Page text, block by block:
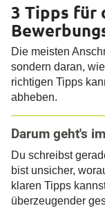
3 Tipps für
Die meisten
sondern daran,
richtigen Tipps
abheben.
Darum geht's
Du schreibst
bist unsicher,
klaren Tipps
überzeugender